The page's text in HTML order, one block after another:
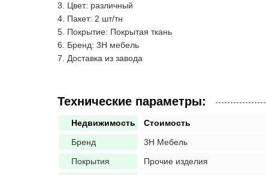
Цвет: различный
Пакет: 2 шт/тн
Покрытие: Покрытая ткань
Бренд: 3H мебель
Доставка из завода
Технические параметры:
Недвижимость
Стоимость
Бренд
3H Мебель
Покрытия
Прочие изделия